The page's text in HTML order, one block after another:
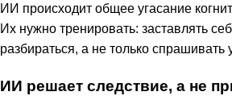
ИИ происходит общее угасание
Их нужно тренировать: заставлять
разбираться, а не только спрашивать
ИИ решает следствие, а не